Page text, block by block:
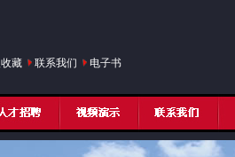
藏 联系我们 电子书